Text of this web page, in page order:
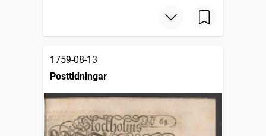
1759-08-13
Posttidningar